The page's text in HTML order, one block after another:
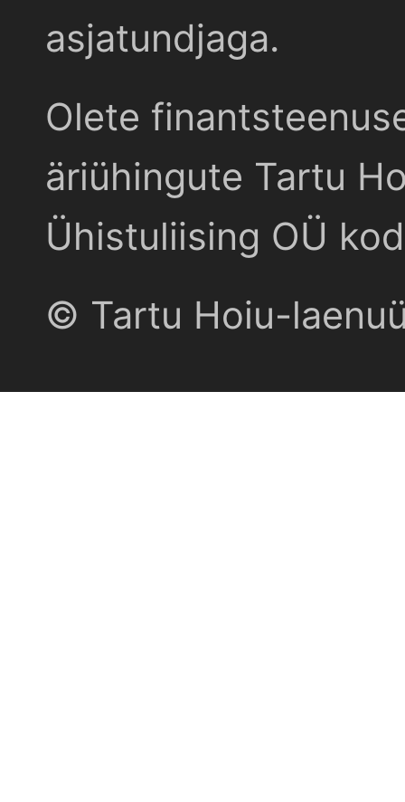
asjatundjaga.
Olete
äriühingute Tartu
Ühistuliising OÜ
© Tartu Hoiu-